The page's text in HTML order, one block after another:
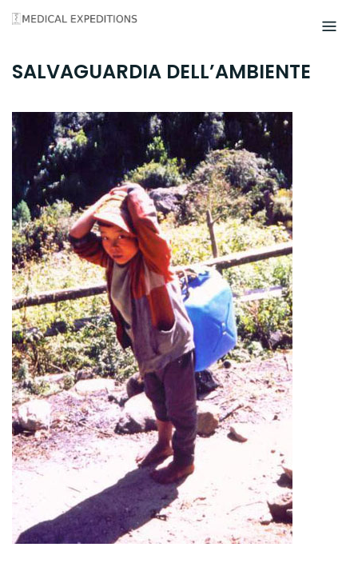
Skip
content
SALVAGUARDIA DELL’AMBIENTE